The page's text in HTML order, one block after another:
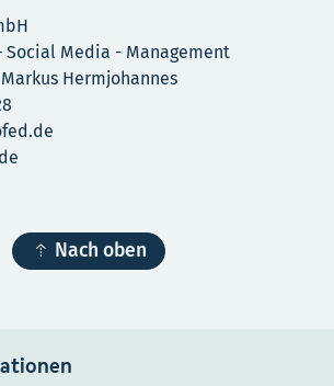
Social Media - Management
Hermjohannes
 Nach oben